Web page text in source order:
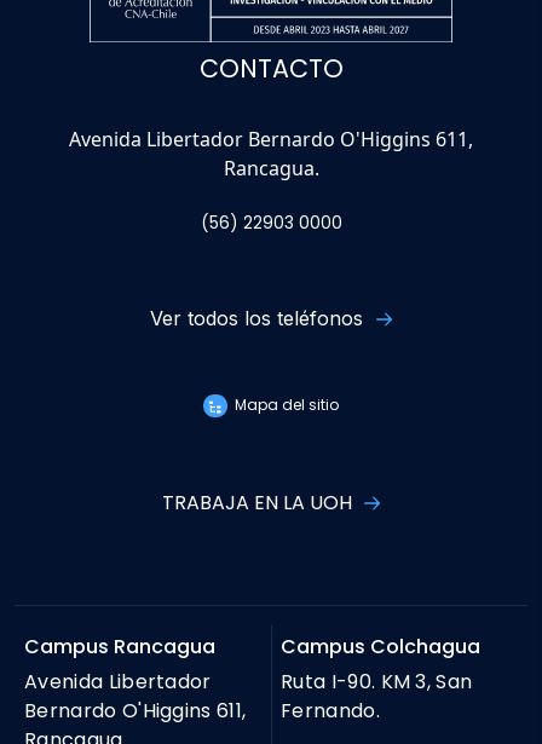
CONTACTO
Avenida Libertador Bernardo O'Higgins 611,
Rancagua.
(56) 22903 0000
Ver todos los teléfonos
Mapa del sitio
TRABAJA EN LA UOH
Campus Rancagua
Avenida Libertador
Bernardo O'Higgins 611,
Campus Colchagua
Ruta I-90. KM 3, San
Fernando.